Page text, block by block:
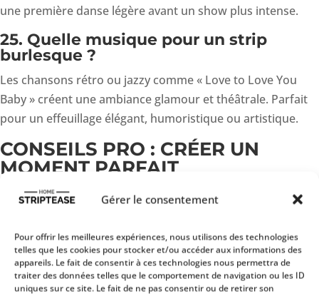
Gérer le consentement
Pour offrir les meilleures expériences, nous utilisons des technologies
telles que les cookies pour stocker et/ou accéder aux informations des
appareils. Le fait de consentir à ces technologies nous permettra de
traiter des données telles que le comportement de navigation ou les ID
uniques sur ce site. Le fait de ne pas consentir ou de retirer son
une première danse légère avant un show plus intense.
25. Quelle musique pour un strip
burlesque ?
Les chansons rétro ou jazzy comme « Love to Love You
Baby » créent une ambiance glamour et théâtrale. Parfait
pour un effeuillage élégant, humoristique ou artistique.
CONSEILS PRO : CRÉER UN
MOMENT PARFAIT
Au-delà de la playlist, certaines habitudes permettent de
professionnels utilisent des méthodes simples mais très
efficaces pour maîtriser la scène, le rythme et l’attention
du public. Voici les questions les plus fréquentes sur les
techniques avancées.